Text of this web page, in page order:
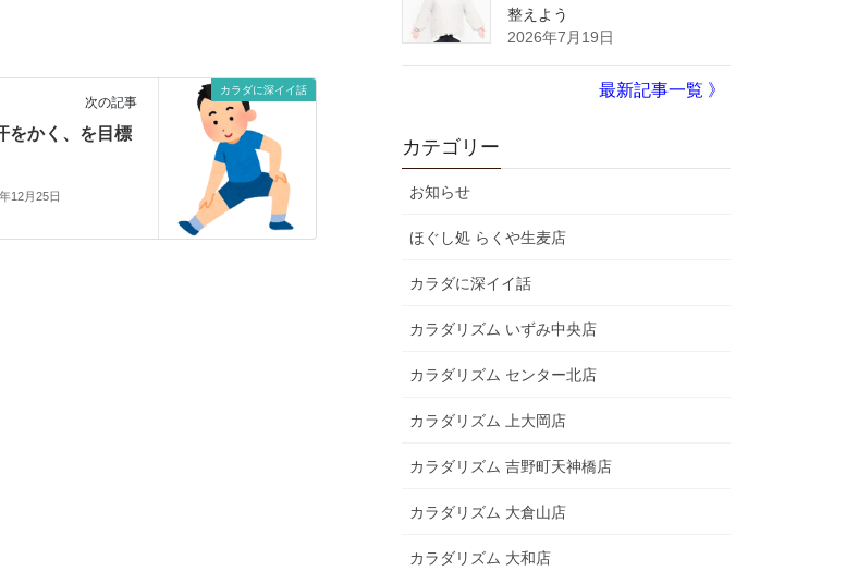
カラダに深イイ話
次の記事
をかく、を目標
12月25日
整えよう
2026年7月19日
最新記事一覧 》
カテゴリー
お知らせ
ほぐし処 らくや生麦店
カラダに深イイ話
カラダリズム いずみ中央店
カラダリズム センター北店
カラダリズム 上大岡店
カラダリズム 吉野町天神橋店
カラダリズム 大倉山店
カラダリズム 大和店